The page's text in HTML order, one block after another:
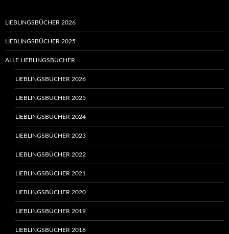
LIEBLINGSBÜCHER 2026
LIEBLINGSBÜCHER 2025
ALLE LIEBLINGSBÜCHER
LIEBLINGSBÜCHER 2026
LIEBLINGSBÜCHER 2025
LIEBLINGSBÜCHER 2024
LIEBLINGSBÜCHER 2023
LIEBLINGSBÜCHER 2022
LIEBLINGSBÜCHER 2021
LIEBLINGSBÜCHER 2020
LIEBLINGSBÜCHER 2019
LIEBLINGSBÜCHER 2018